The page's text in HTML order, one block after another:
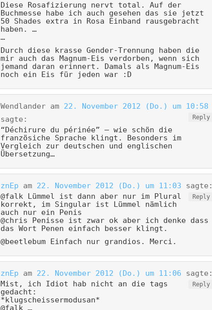
Diese Rosafizierung nervt total. Auf der
Buchmesse habe ich auch gesehen das sie jetzt
50 Shades extra in Rosa Einband rausgebracht
haben. …
…
Durch diese krasse Gender-Trennung haben die
mir auch das Magnum-Eis verdorben, wenn sich
jemand daran erinnert. Damals als Magnum-Eis
noch ein Eis für jeden war :D
Wendlander am 22. November 2012 (Do.) um 10:58
sagte:
Reply
“Déchirure du périnée” – wie schön die
französiche Sprache klingt. Besonders im
Vergleich zur deutschen und englischen
Übersetzung…
znEp am 22. November 2012 (Do.) um 11:03 sagte:
Reply
@falk Lümmel ist dann aber nur im Plural
korrekt, im Singular ist Lümmel nämlich
auch nur ein Penis
@chris Penisse ist zwar ok aber ich denke dass
das Wort Penen einfach besser klingt.
@beetlebum Einfach nur grandios. Merci.
znEp am 22. November 2012 (Do.) um 11:06 sagte:
Reply
Mist, ich Idiot hab nicht an die tags
gedacht:
*klugscheissermodusan*
@falk …